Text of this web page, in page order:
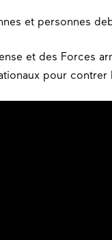
et des Forces
pour